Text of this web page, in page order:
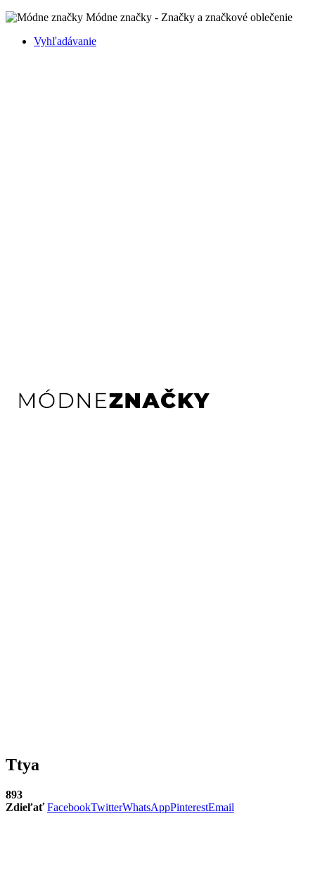
Módne značky - Značky a značkové oblečenie
Vyhľadávanie
Ttya
893
Zdieľať FacebookTwitterWhatsAppPinterestEmail